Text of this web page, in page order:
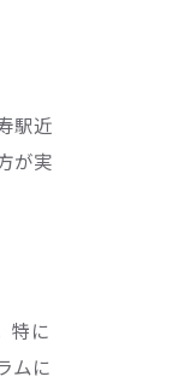
駅近
が実
特に
ムに